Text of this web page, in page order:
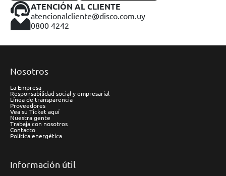
ATENCIÓN AL CLIENTE
atencionalcliente@disco.com.uy
0800 4242
Nosotros
La Empresa
Responsabilidad social y empresarial
Línea de transparencia
Proveedores
Vea su Ticket aquí
Nuestra gente
Trabaja con nosotros
Contacto
Política energética
Información útil